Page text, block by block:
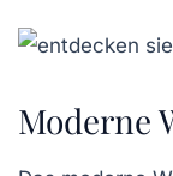
Moderne